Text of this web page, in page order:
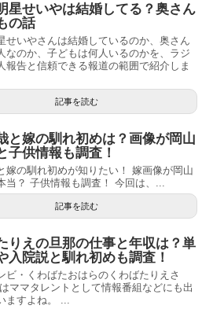
星せいやは結婚してる？奥さん
の話
せいやさんは結婚しているのか、奥さん
なのか、子どもは何人いるのかを、ラジ
報告と信頼できる報道の範囲で紹介しま
記事を読む
と嫁の馴れ初めは？画像が岡山
子供情報も調査！
嫁の馴れ初めが知りたい！ 嫁画像が岡山
当？ 子供情報も調査！ 今回は、...
記事を読む
りえの旦那の仕事と年収は？単
入院説と馴れ初めも調査！
ビ・くわばたおはらのくわばたりえさ
ママタレントとして情報番組などにも出
ますよね。 ...